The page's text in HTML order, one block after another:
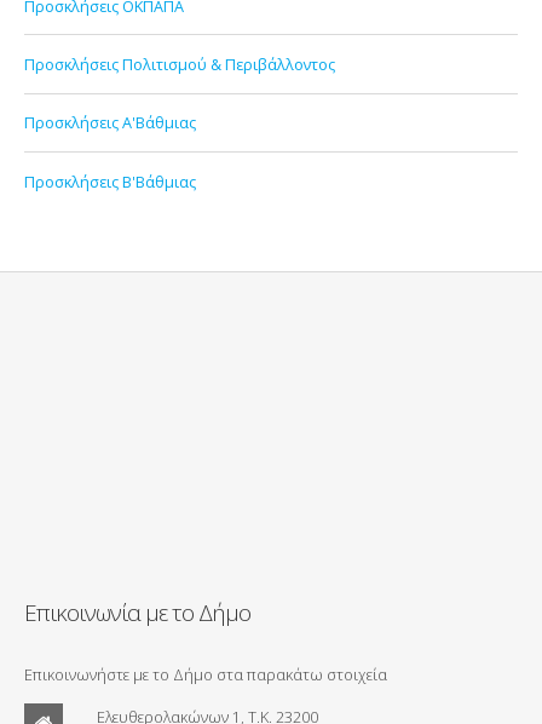
Προσκλήσεις ΟΚΠΑΠΑ
Προσκλήσεις Πολιτισμού & Περιβάλλοντος
Προσκλήσεις Α'Βάθμιας
Προσκλήσεις Β'Βάθμιας
Επικοινωνία με το Δήμο
Επικοινωνήστε με το Δήμο στα παρακάτω στοιχεία
Ελευθερολακώνων 1, Τ.Κ. 23200